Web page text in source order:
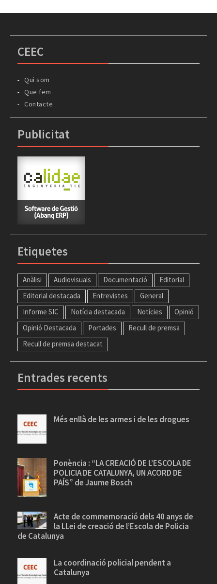
CEEC
Qui som
Que fem
Contacte
Publicitat
Etiquetes
Anàlisi Audiovisuals Documentació
Editorial
Editorial destacada
Entrevistes
General
Informe SIC
Notícia destacada Notícies
Opinió
Opinió Destacada
Portades
Recull de premsa
Recull de premsa destacat
Entrades recents
Més enllà de les armes i de les drogues
Ponència : “LA CREACIÓ DE L’ESCOLA DE
POLICIA DE CATALUNYA, UN ACORD DE
PAÍS” de Jaume Bosch
Acte de commemoració dels 40 anys de
la LLei de creació de l’Escola de Policia
de Catalunya
La coordinació policial pendent a
Catalunya